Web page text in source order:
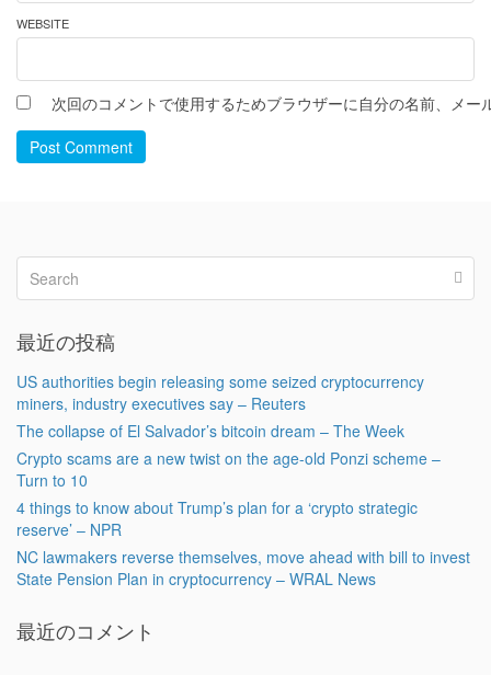
WEBSITE
次回のコメントで使用するためブラウザーに自分の名前、メー
Post Comment
最近の投稿
US authorities begin releasing some seized cryptocurrency
miners, industry executives say – Reuters
The collapse of El Salvador’s bitcoin dream – The Week
Crypto scams are a new twist on the age-old Ponzi scheme –
Turn to 10
4 things to know about Trump’s plan for a ‘crypto strategic
reserve’ – NPR
NC lawmakers reverse themselves, move ahead with bill to invest
State Pension Plan in cryptocurrency – WRAL News
最近のコメント